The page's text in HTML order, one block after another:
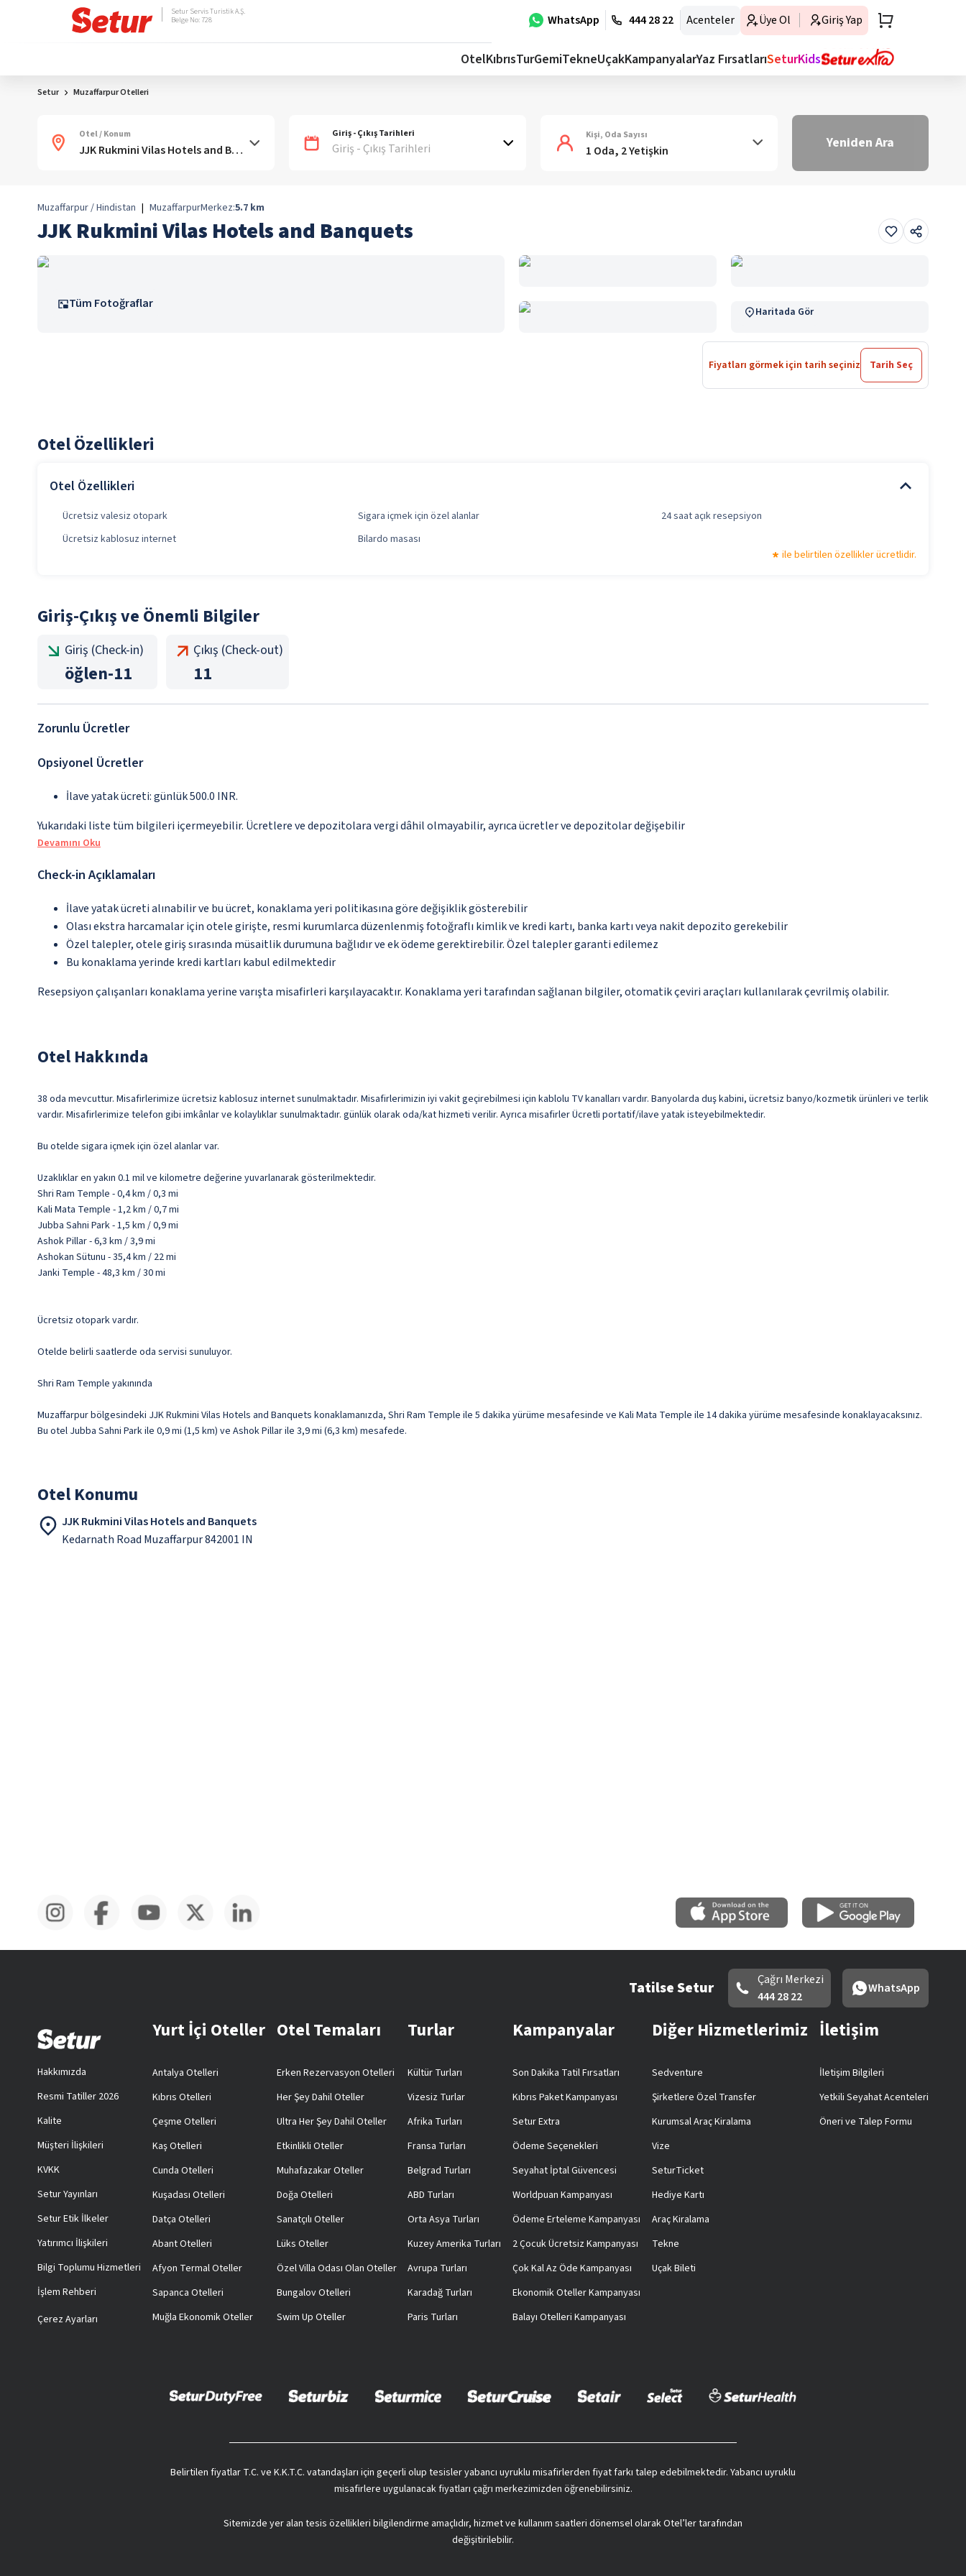
WhatsApp 444 28 22 Acenteler Üye Ol Giriş Yap
Setur Servis Turistik A.Ş.
Belge No: 728
OtelKıbrısTurGemiTekneUçakKampanyalarYaz FırsatlarıSeturKids
Setur Muzaffarpur Otelleri
Otel / Konum Giriş - Çıkış Tarihleri
Giriş - Çıkış Tarihleri
Kişi, Oda Sayısı
1 Oda, 2 Yetişkin Yeniden Ara
Muzaffarpur / Hindistan | MuzaffarpurMerkez:5.7 km
JJK Rukmini Vilas Hotels and Banquets
Tüm Fotoğraflar
Haritada Gör
Fiyatları görmek için tarih seçiniz Tarih Seç
Otel Özellikleri
Otel Özellikleri
Ücretsiz valesiz otopark Sigara içmek için özel alanlar
24 saat açık resepsiyon
Ücretsiz kablosuz internet
Bilardo masası
ile belirtilen özellikler ücretlidir.
Giriş-Çıkış ve Önemli Bilgiler
Giriş (Check-in)
öğlen-11
Çıkış (Check-out)
11
Zorunlu Ücretler
Opsiyonel Ücretler
İlave yatak ücreti: günlük 500.0 INR.
Yukarıdaki liste tüm bilgileri içermeyebilir. Ücretlere ve depozitolara vergi dâhil olmayabilir, ayrıca ücretler ve depozitolar değişebilir
Devamını Oku
Check-in Açıklamaları
İlave yatak ücreti alınabilir ve bu ücret, konaklama yeri politikasına göre değişiklik gösterebilir
Olası ekstra harcamalar için otele girişte, resmi kurumlarca düzenlenmiş fotoğraflı kimlik ve kredi kartı, banka kartı veya nakit depozito gerekebilir
Özel talepler, otele giriş sırasında müsaitlik durumuna bağlıdır ve ek ödeme gerektirebilir. Özel talepler garanti edilemez
Bu konaklama yerinde kredi kartları kabul edilmektedir
Resepsiyon çalışanları konaklama yerine varışta misafirleri karşılayacaktır. Konaklama yeri tarafından sağlanan bilgiler, otomatik çeviri araçları kullanılarak çevrilmiş olabilir.
Otel Hakkında
38 oda mevcuttur. Misafirlerimize ücretsiz kablosuz internet sunulmaktadır. Misafirlerimizin iyi vakit geçirebilmesi için kablolu TV kanalları vardır. Banyolarda duş kabini, ücretsiz banyo/kozmetik ürünleri ve terlik
vardır. Misafirlerimize telefon gibi imkânlar ve kolaylıklar sunulmaktadır. günlük olarak oda/kat hizmeti verilir. Ayrıca misafirler Ücretli portatif/ilave yatak isteyebilmektedir.
Bu otelde sigara içmek için özel alanlar var.
Uzaklıklar en yakın 0.1 mil ve kilometre değerine yuvarlanarak gösterilmektedir.
Shri Ram Temple - 0,4 km / 0,3 mi
Kali Mata Temple - 1,2 km / 0,7 mi
Jubba Sahni Park - 1,5 km / 0,9 mi
Ashok Pillar - 6,3 km / 3,9 mi
Ashokan Sütunu - 35,4 km / 22 mi
Janki Temple - 48,3 km / 30 mi
Ücretsiz otopark vardır.
Otelde belirli saatlerde oda servisi sunuluyor.
Shri Ram Temple yakınında
Muzaffarpur bölgesindeki JJK Rukmini Vilas Hotels and Banquets konaklamanızda, Shri Ram Temple ile 5 dakika yürüme mesafesinde ve Kali Mata Temple ile 14 dakika yürüme mesafesinde konaklayacaksınız.
Bu otel Jubba Sahni Park ile 0,9 mi (1,5 km) ve Ashok Pillar ile 3,9 mi (6,3 km) mesafede.
Otel Konumu
JJK Rukmini Vilas Hotels and Banquets
Kedarnath Road Muzaffarpur 842001 IN
Tatilse Setur
Çağrı Merkezi
444 28 22
WhatsApp
Hakkımızda
Resmi Tatiller 2026
Kalite
Müşteri İlişkileri
KVKK
Setur Yayınları
Setur Etik İlkeler
Yatırımcı İlişkileri
Bilgi Toplumu Hizmetleri
İşlem Rehberi
Çerez Ayarları
Yurt İçi Oteller
Antalya Otelleri
Kıbrıs Otelleri
Çeşme Otelleri
Kaş Otelleri
Cunda Otelleri
Kuşadası Otelleri
Datça Otelleri
Abant Otelleri
Afyon Termal Oteller
Sapanca Otelleri
Muğla Ekonomik Oteller
Otel Temaları
Erken Rezervasyon Otelleri
Her Şey Dahil Oteller
Ultra Her Şey Dahil Oteller
Etkinlikli Oteller
Muhafazakar Oteller
Doğa Otelleri
Sanatçılı Oteller
Lüks Oteller
Özel Villa Odası Olan Oteller
Bungalov Otelleri
Swim Up Oteller
Turlar
Kültür Turları
Vizesiz Turlar
Afrika Turları
Fransa Turları
Belgrad Turları
ABD Turları
Orta Asya Turları
Kuzey Amerika Turları
Avrupa Turları
Karadağ Turları
Paris Turları
Kampanyalar
Son Dakika Tatil Fırsatları
Kıbrıs Paket Kampanyası
Setur Extra
Ödeme Seçenekleri
Seyahat İptal Güvencesi
Worldpuan Kampanyası
Ödeme Erteleme Kampanyası
2 Çocuk Ücretsiz Kampanyası
Çok Kal Az Öde Kampanyası
Ekonomik Oteller Kampanyası
Balayı Otelleri Kampanyası
Diğer Hizmetlerimiz
Sedventure
Şirketlere Özel Transfer
Kurumsal Araç Kiralama
Vize
SeturTicket
Hediye Kartı
Araç Kiralama
Tekne
Uçak Bileti
İletişim
İletişim Bilgileri
Yetkili Seyahat Acenteleri
Öneri ve Talep Formu
Belirtilen fiyatlar T.C. ve K.K.T.C. vatandaşları için geçerli olup tesisler yabancı uyruklu misafirlerden fiyat farkı talep edebilmektedir. Yabancı uyruklu
misafirlere uygulanacak fiyatları çağrı merkezimizden öğrenebilirsiniz.
Sitemizde yer alan tesis özellikleri bilgilendirme amaçlıdır, hizmet ve kullanım saatleri dönemsel olarak Otel’ler tarafından
değişitirilebilir.